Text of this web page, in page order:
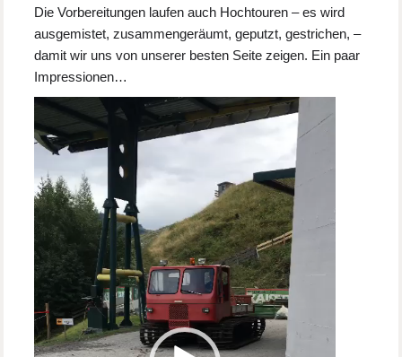
Die Vorbereitungen laufen auch Hochtouren – es wird
ausgemistet, zusammengeräumt, geputzt, gestrichen, –
damit wir uns von unserer besten Seite zeigen. Ein paar
Impressionen…
Video-
Player